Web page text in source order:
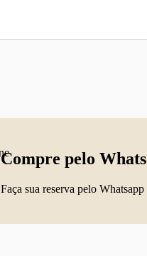
Compre pelo
Faça sua reserva pelo